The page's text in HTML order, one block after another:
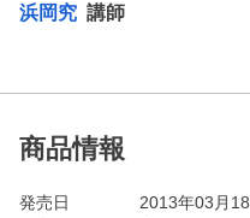
浜岡究 講師
商品情報
発売日
2013年03月